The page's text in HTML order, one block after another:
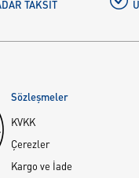
TAKSIT
Sözleşmeler
KVKK
Çerezler
Kargo ve İade